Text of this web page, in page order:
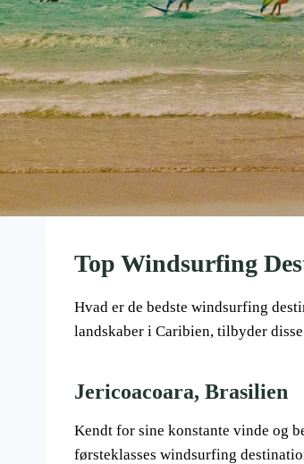
Top Windsurfing
Hvad er de bedste windsurfing
landskaber i Caribien, tilbyder
Jericoacoara, Brasilien
Kendt for sine konstante vinde og
førsteklasses windsurfing